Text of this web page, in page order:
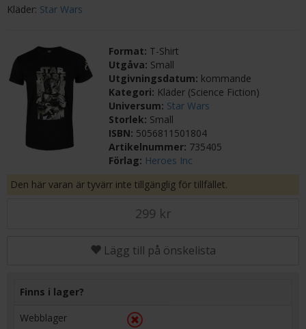
Kläder: Star Wars
Format: T-Shirt
Utgåva: Small
Utgivningsdatum: kommande
Kategori: Kläder (Science Fiction)
Universum: Star Wars
Storlek: Small
ISBN: 5056811501804
Artikelnummer: 735405
Förlag: Heroes Inc
Den här varan är tyvärr inte tillgänglig för tillfället.
299 kr
Lägg till på önskelista
Finns i lager?
Webblager